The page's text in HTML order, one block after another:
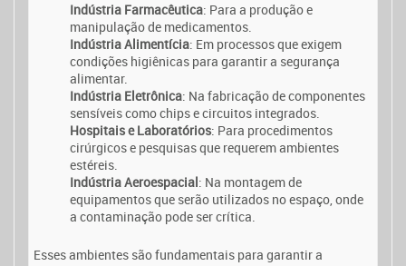
Indústria Farmacêutica: Para a produção e
manipulação de medicamentos.
Indústria Alimentícia: Em processos que exigem
condições higiênicas para garantir a segurança
alimentar.
Indústria Eletrônica: Na fabricação de componentes
sensíveis como chips e circuitos integrados.
Hospitais e Laboratórios: Para procedimentos
cirúrgicos e pesquisas que requerem ambientes
estéreis.
Indústria Aeroespacial: Na montagem de
equipamentos que serão utilizados no espaço, onde
a contaminação pode ser crítica.
Esses ambientes são fundamentais para garantir a